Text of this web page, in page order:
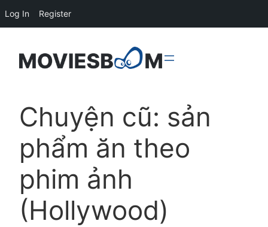
Chuyện cũ: sản
phẩm ăn theo
phim ảnh
(Hollywood)
Log In Register